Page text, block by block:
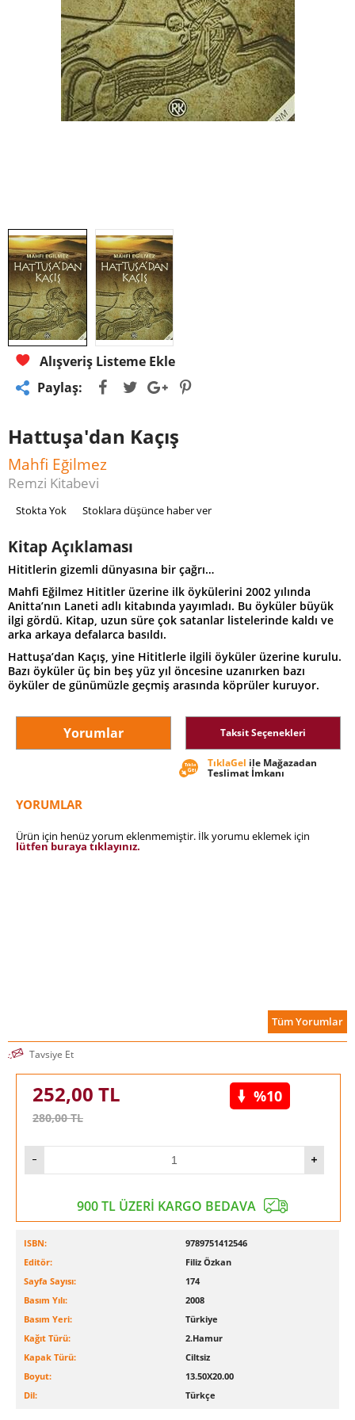
Alışveriş Listeme Ekle
Paylaş:
Hattuşa'dan Kaçış
Mahfi Eğilmez
Remzi Kitabevi
Stokta Yok Stoklara düşünce haber ver
Kitap Açıklaması
Hititlerin gizemli dünyasına bir çağrı…
Mahfi Eğilmez Hititler üzerine ilk öykülerini 2002 yılında
Anitta’nın Laneti adlı kitabında yayımladı. Bu öyküler büyük
ilgi gördü. Kitap, uzun süre çok satanlar listelerinde kaldı ve
arka arkaya defalarca basıldı.
Hattuşa’dan Kaçış, yine Hititlerle ilgili öyküler üzerine kurulu.
Bazı öyküler üç bin beş yüz yıl öncesine uzanırken bazı
öyküler de günümüzle geçmiş arasında köprüler kuruyor.
Yorumlar Taksit Seçenekleri
TıklaGel ile Mağazadan
Teslimat İmkanı
YORUMLAR
Ürün için henüz yorum eklenmemiştir. İlk yorumu eklemek için
lütfen buraya tıklayınız.
Tüm Yorumlar
Tavsiye Et
252,00 TL
280,00TL
%10
900 TL ÜZERİ KARGO BEDAVA
ISBN:
9789751412546
Editör:
Filiz Özkan
Sayfa Sayısı:
174
Basım Yılı:
2008
Basım Yeri:
Türkiye
Kağıt Türü:
2.Hamur
Kapak Türü:
Ciltsiz
Boyut:
13.50X20.00
Dil:
Türkçe